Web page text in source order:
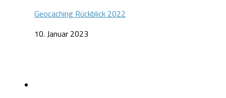
Geocaching Rückblick 2022
10. Januar 2023